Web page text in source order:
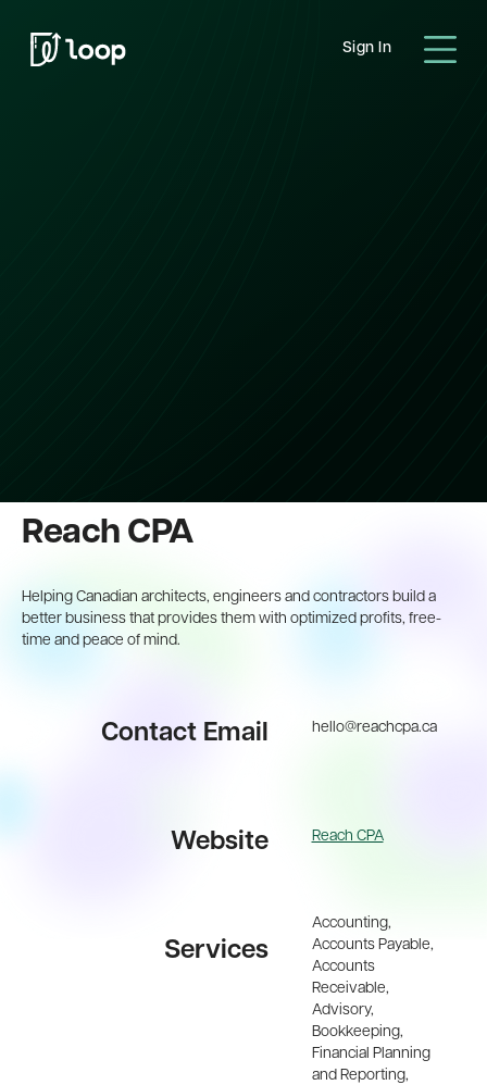
Sign In
Reach CPA
Helping Canadian architects, engineers and contractors build a
better business that provides them with optimized profits, free-
time and peace of mind.
Contact Email hello@reachcpa.ca
Website Reach CPA
Services
Accounting,
Accounts Payable,
Accounts
Receivable,
Advisory,
Bookkeeping,
Financial Planning
and Reporting,